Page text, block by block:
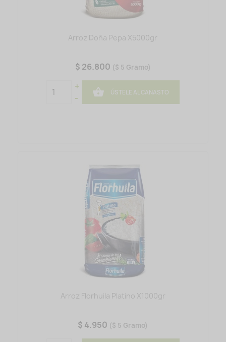
Arroz Doña Pepa X5000gr
$ 26.800 ($ 5 Gramo)
+
-
 ÚSTELE AL CANASTO
Arroz Florhuila Platino X1000gr
$ 4.950 ($ 5 Gramo)